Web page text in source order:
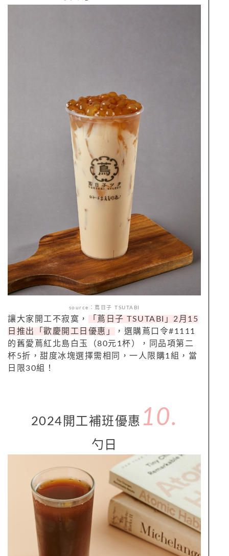
source： 蔦日子 TSUTABI
讓大家開工不寂寞， 「蔦日子 TSUTABI 」 2 月 15
日推出「歡慶開工日優惠」
，選購蔦口令#1111
的舊愛蔦紅北島白玉（80元1 杯），同品項第二
杯5折，甜度冰塊選擇需相同，一人限購1 組，當
日限30組！
2024 開工補班 優惠 10.
勺日